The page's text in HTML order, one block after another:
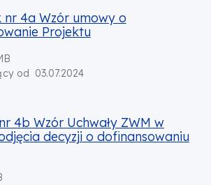
umowy o dofinansowanie Projektu
nr 4a Wzór umowy o
Projektu
od 03.07.2024
Uchwały ZWM w sprawie podjęcia
4b Wzór Uchwały ZWM w
decyzji o dofinansowaniu